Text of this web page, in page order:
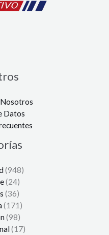
Datos
(948)
(24)
(36)
(171)
(98)
(17)